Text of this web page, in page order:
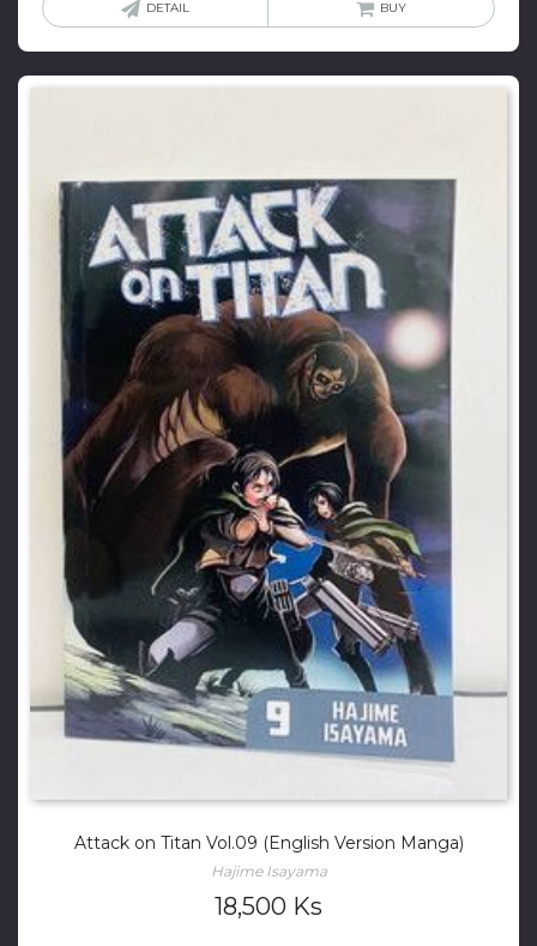
DETAIL BUY
Attack on Titan Vol.09 (English Version Manga)
Hajime Isayama
18,500 Ks